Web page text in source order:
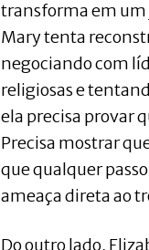
transforma em um
Mary tenta
negociando com
religiosas e
ela precisa provar
Precisa mostrar
que qualquer
ameaça direta ao
Do outro lado,